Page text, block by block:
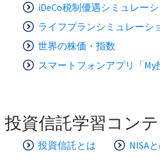
iDeCo税制優遇シミュレー
ライフプランシミュレーシ
世界の株価・指数
スマートフォンアプリ「My
投資信託学習コン
投資信託とは NISA